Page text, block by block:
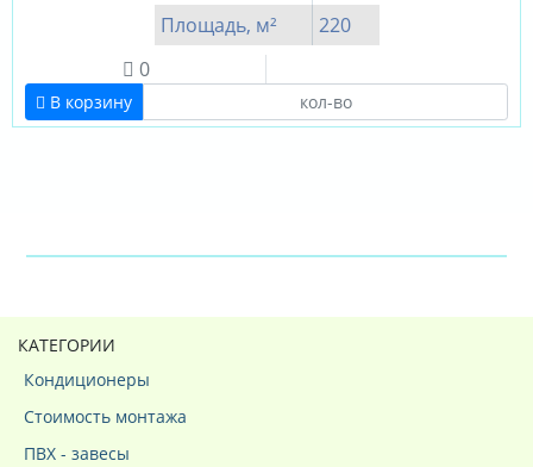
Площадь, м²
220
0
В корзину
КАТЕГОРИИ
Кондиционеры
Стоимость монтажа
ПВХ - завесы